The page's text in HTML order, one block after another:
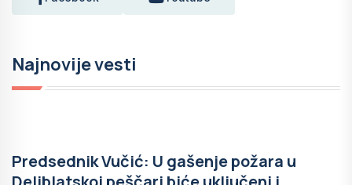
Najnovije vesti
Predsednik Vučić: U gašenje požara u